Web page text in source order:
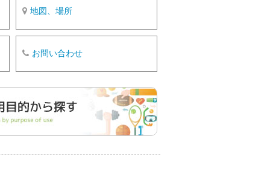
地図、場所
お問い合わせ